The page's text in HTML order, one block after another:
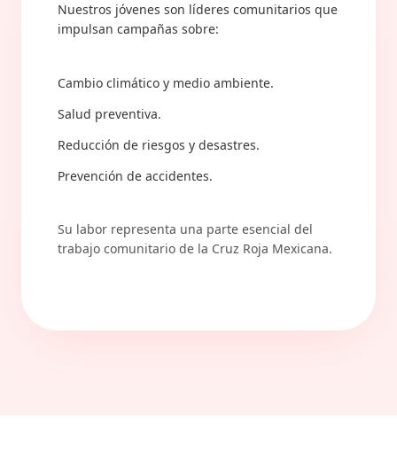
Nuestros jóvenes son líderes comunitarios que
impulsan campañas sobre:
Cambio climático y medio ambiente.
Salud preventiva.
Reducción de riesgos y desastres.
Prevención de accidentes.
Su labor representa una parte esencial del
trabajo comunitario de la Cruz Roja Mexicana.